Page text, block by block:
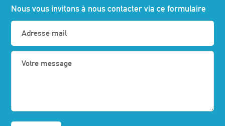
Nous vous invitons à nous contacter via ce formulaire